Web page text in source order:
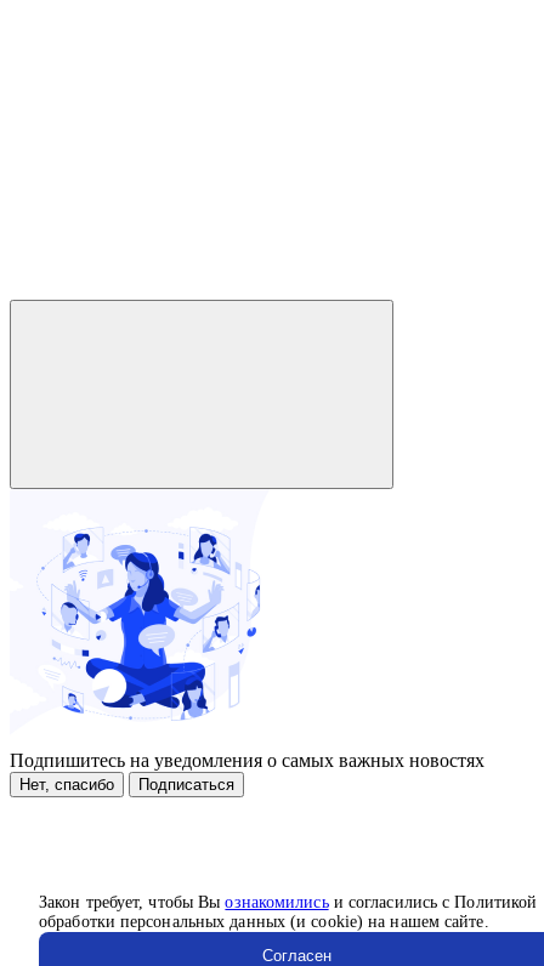
Закон требует, чтобы Выознакомилисьи согласились с Политикой
обработки персональных данных (и cookie) на нашем сайте.
Согласен
Подпишитесь на уведомления о самых важных новостях
Нет, спасибо Подписаться